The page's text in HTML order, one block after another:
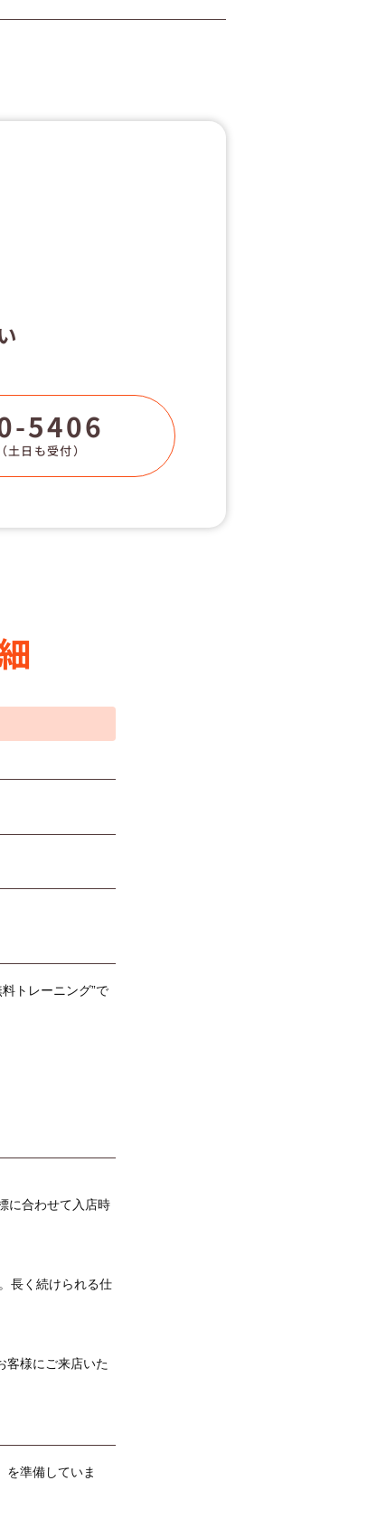
5406
（土日も受付）
トレーニング”で
に合わせて入店時
長く続けられる仕
客様にご来店いた
を準備していま